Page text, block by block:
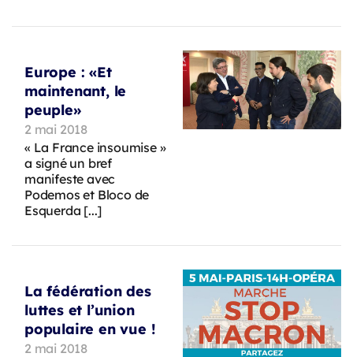
Europe : «Et
maintenant, le
peuple»
2 mai 2018
« La France insoumise »
a signé un bref
manifeste avec
Podemos et Bloco de
Esquerda [...]
La fédération des
luttes et l’union
populaire en vue !
2 mai 2018